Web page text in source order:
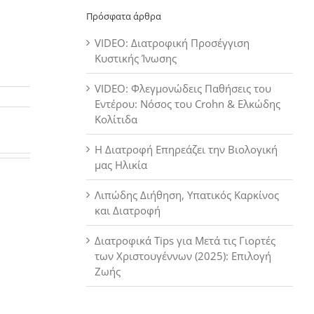
Πρόσφατα άρθρα
VIDEO: Διατροφική Προσέγγιση
Κυστικής Ίνωσης
VIDEO: Φλεγμονώδεις Παθήσεις του
Εντέρου: Νόσος του Crohn & Ελκώδης
Κολίτιδα
Η Διατροφή Επηρεάζει την Βιολογική
μας Ηλικία
Λιπώδης Διήθηση, Υπατικός Καρκίνος
και Διατροφή
Διατροφικά Tips για Μετά τις Γιορτές
των Χριστουγέννων (2025): Επιλογή
Ζωής